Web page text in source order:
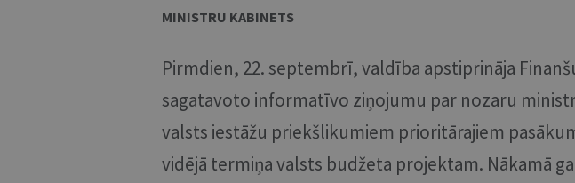
MINISTRU KABINETS
Pirmdien, 22. septembrī, valdība apstiprināja
sagatavoto informatīvo ziņojumu par nozaru
valsts iestāžu priekšlikumiem prioritārajiem
vidējā termiņa valsts budžeta projektam. Nākamā